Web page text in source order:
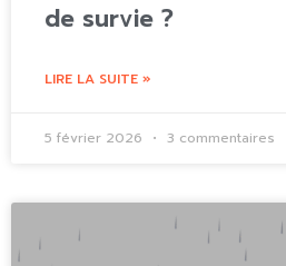
de survie ?
LIRE LA SUITE »
5 février 2026 3 commentaires